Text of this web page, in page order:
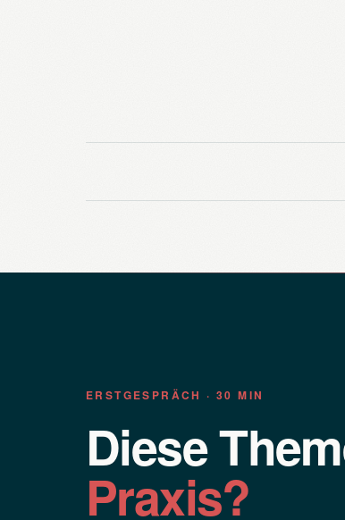
ERSTGESPRÄCH · 30 MIN
Diese
Praxis?